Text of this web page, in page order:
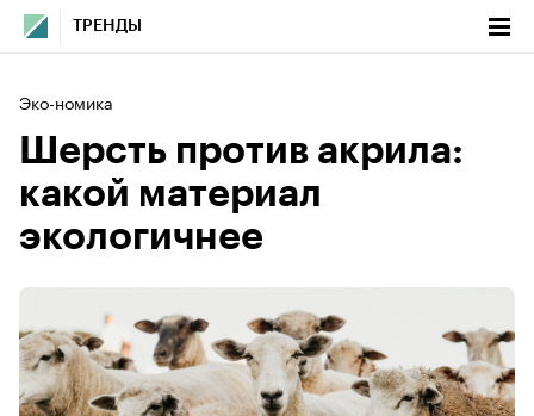
ТРЕНДЫ
Эко-номика
Шерсть против акрила:
какой материал
экологичнее